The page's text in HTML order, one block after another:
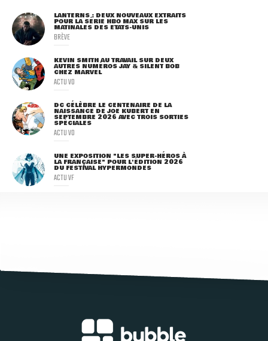
LANTERNS : DEUX NOUVEAUX EXTRAITS
POUR LA SÉRIE HBO MAX SUR LES
MATINALES DES ETATS-UNIS
BRÈVE
KEVIN SMITH AU TRAVAIL SUR DEUX
AUTRES NUMÉROS JAY & SILENT BOB
CHEZ MARVEL
ACTU VO
DC CÉLÈBRE LE CENTENAIRE DE LA
NAISSANCE DE JOE KUBERT EN
SEPTEMBRE 2026 AVEC TROIS SORTIES
SPÉCIALES
ACTU VO
UNE EXPOSITION "LES SUPER-HÉROS À
LA FRANÇAISE" POUR L'ÉDITION 2026
DU FESTIVAL HYPERMONDES
ACTU VF